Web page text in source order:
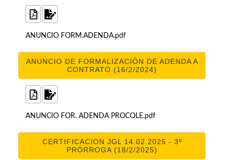
ANUNCIO FORM.ADENDA.pdf
ANUNCIO DE FORMALIZACIÓN DE ADENDA A
CONTRATO (16/2/2024)
ANUNCIO FOR. ADENDA PROCOLE.pdf
CERTIFICACION JGL 14.02.2025 - 3º
PRÓRROGA (18/2/2025)